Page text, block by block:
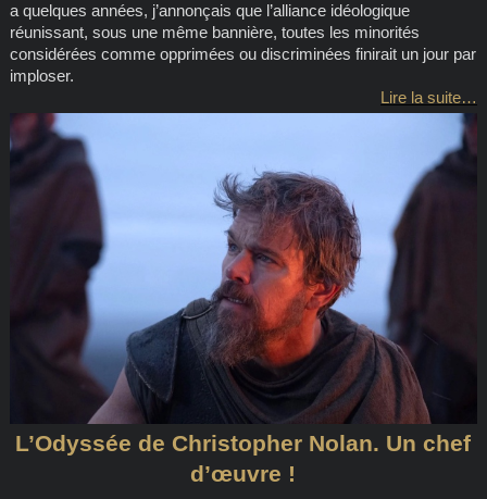
a quelques années, j’annonçais que l’alliance idéologique
réunissant, sous une même bannière, toutes les minorités
considérées comme opprimées ou discriminées finirait un jour par
imploser.
Lire la suite…
L’Odyssée de Christopher Nolan. Un chef
d’œuvre !